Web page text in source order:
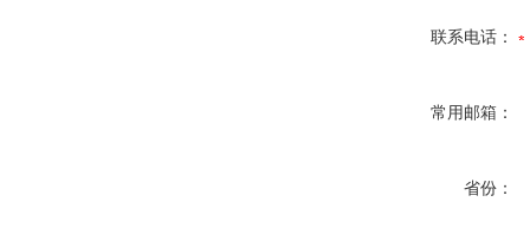
联系电话：
常用邮箱：
省份：